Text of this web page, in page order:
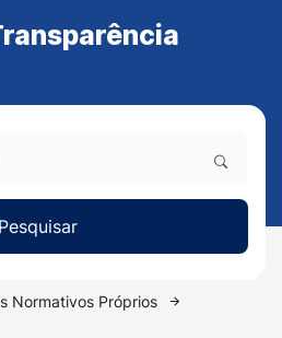
Pesquisar
Normativos Próprios